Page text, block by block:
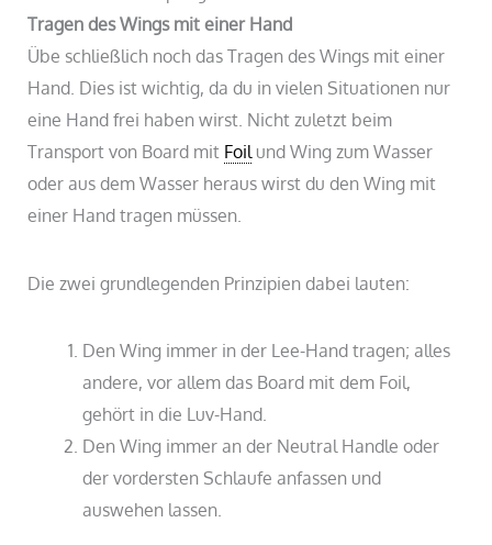
Tragen des Wings mit einer Hand
Übe schließlich noch das Tragen des Wings mit einer
Hand. Dies ist wichtig, da du in vielen Situationen nur
eine Hand frei haben wirst. Nicht zuletzt beim
Transport von Board mit Foil und Wing zum Wasser
oder aus dem Wasser heraus wirst du den Wing mit
einer Hand tragen müssen.
Die zwei grundlegenden Prinzipien dabei lauten:
Den Wing immer in der Lee-Hand tragen; alles
andere, vor allem das Board mit dem Foil,
gehört in die Luv-Hand.
Den Wing immer an der Neutral Handle oder
der vordersten Schlaufe anfassen und
auswehen lassen.